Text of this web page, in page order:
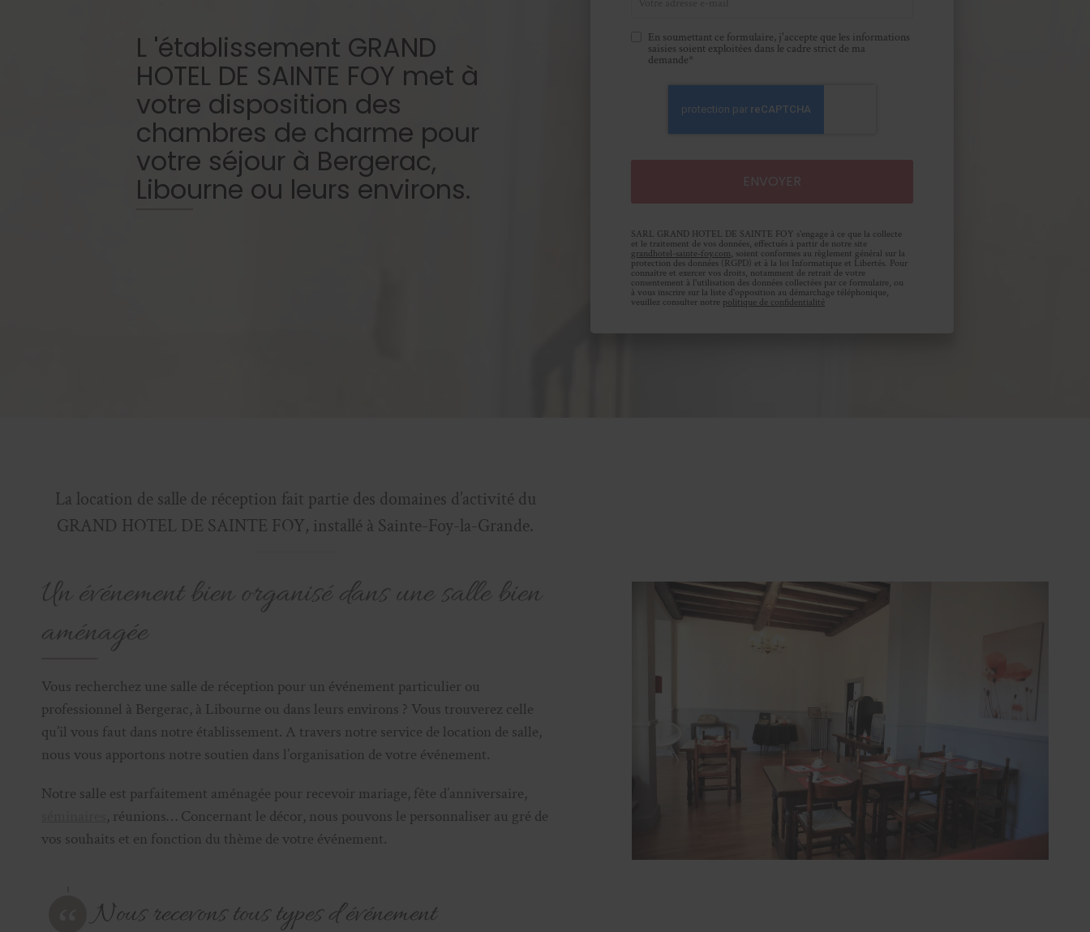
L 'établissement GRAND
HOTEL DE SAINTE FOY met à
votre disposition des
chambres de charme pour
votre séjour à Bergerac,
Libourne ou leurs environs.
En soumettant ce formulaire, j'accepte que les informations
saisies soient exploitées dans le cadre strict de ma
demande*
SARL GRAND HOTEL DE SAINTE FOY s'engage à ce que la collecte
et le traitement de vos données, effectués à partir de notre site
grandhotel-sainte-foy.com, soient conformes au règlement général sur la
protection des données (RGPD) et à la loi Informatique et Libertés. Pour
connaître et exercer vos droits, notamment de retrait de votre
consentement à l'utilisation des données collectées par ce formulaire, ou
à vous inscrire sur la liste d'opposition au démarchage téléphonique,
veuillez consulter notre politique de confidentialité
La location de salle de réception fait partie des domaines d’activité du
GRAND HOTEL DE SAINTE FOY, installé à Sainte-Foy-la-Grande.
Un événement bien organisé dans une salle bien
aménagée
Vous recherchez une salle de réception pour un événement particulier ou
professionnel à Bergerac, à Libourne ou dans leurs environs ? Vous trouverez celle
qu’il vous faut dans notre établissement. A travers notre service de location de salle,
nous vous apportons notre soutien dans l’organisation de votre événement.
Notre salle est parfaitement aménagée pour recevoir mariage, fête d’anniversaire,
, réunions… Concernant le décor, nous pouvons le personnaliser au gré de
vos souhaits et en fonction du thème de votre événement.
Nous recevons tous types d’événement